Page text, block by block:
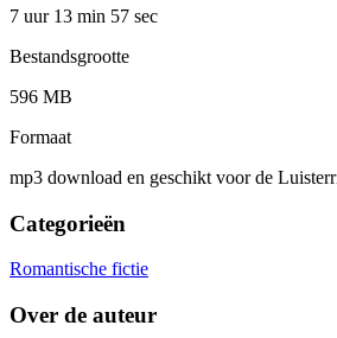
7 uur 13 min 57 sec
Bestandsgrootte
596 MB
Formaat
mp3 download en geschikt voor de
Categorieën
Romantische fictie
Over de auteur